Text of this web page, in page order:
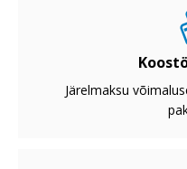
Järelmaksu